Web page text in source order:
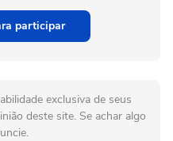
participar
exclusiva de seus
deste site. Se achar algo